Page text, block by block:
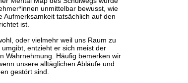
unmittelbar bewusst, wie
Aufmerksamkeit tatsächlich auf den
ist.
oder vielmehr weil uns Raum zu
umgibt, entzieht er sich meist der
Wahrnehmung. Häufig bemerken wir
unsere alltäglichen Abläufe und
gestört sind.